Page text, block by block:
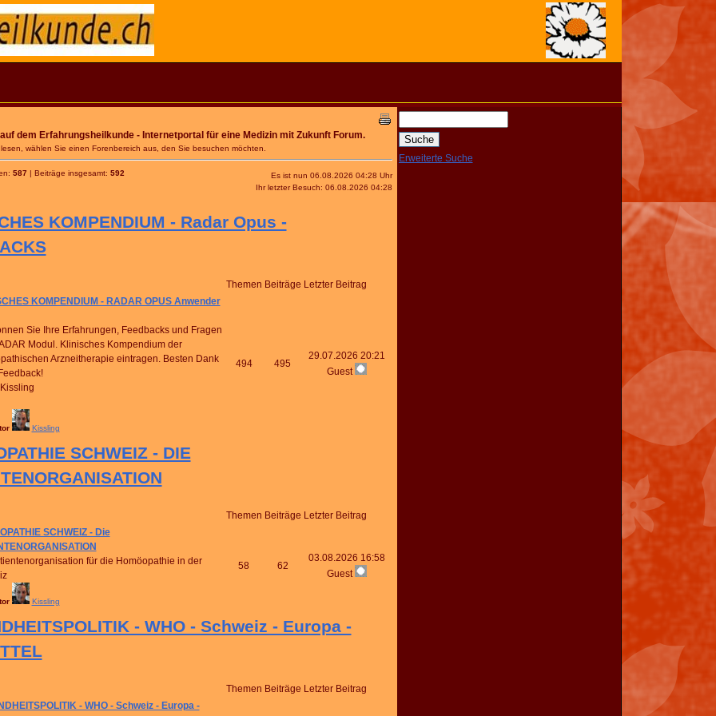
dem Erfahrungsheilkunde - Internetportal für eine Medizin mit Zukunft Forum.
wählen Sie einen Forenbereich aus, den Sie besuchen möchten.
587 | Beiträge insgesamt: 592
Es ist nun 06.08.2026 04:28 Uhr
Ihr letzter Besuch: 06.08.2026 04:28
KOMPENDIUM - Radar Opus -
Themen Beiträge Letzter Beitrag
KOMPENDIUM - RADAR OPUS Anwender
Sie Ihre Erfahrungen, Feedbacks und Fragen
Modul. Klinisches Kompendium der
Arzneitherapie eintragen. Besten Dank
Kissling
494 495
29.07.2026 20:21
Guest
SCHWEIZ - DIE
Themen Beiträge Letzter Beitrag
SCHWEIZ - Die
für die Homöopathie in der
Kissling
58 62
03.08.2026 16:58
Guest
- WHO - Schweiz - Europa -
Themen Beiträge Letzter Beitrag
- WHO - Schweiz - Europa -
Erweiterte Suche